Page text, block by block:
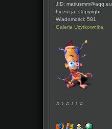
JID: matiusmm@aqq.eu
Licencja: Copyright
Wiadomości: 581
Galeria Użytkownika
♫ ♪ ♫ ♪ ♪ ♫